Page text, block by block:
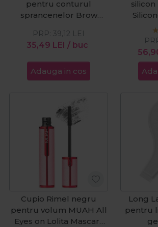
pentru conturul
sprancenelor Brow
35,49 LEI / buc
PRP: 39,12 LEI
Adauga in cos
Cupio Rimel negru
pentru volum MUAH All
Eyes on Lolita Mascara
Long
pentru